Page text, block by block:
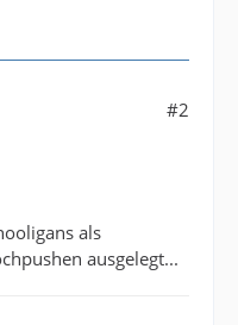
#2
als
ausgelegt...